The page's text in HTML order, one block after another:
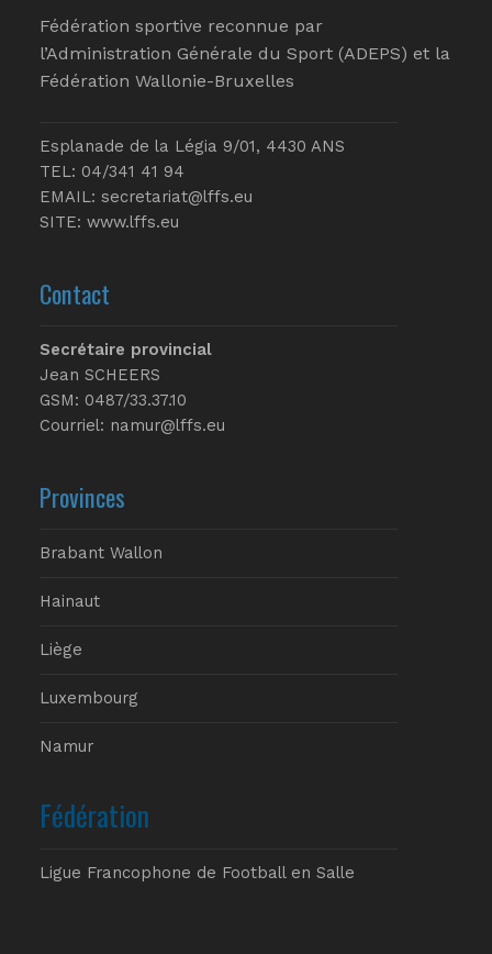
Fédération sportive reconnue par
l’Administration Générale du Sport (ADEPS) et la
Fédération Wallonie-Bruxelles
Esplanade de la Légia 9/01, 4430 ANS
TEL: 04/341 41 94
EMAIL: secretariat@lffs.eu
SITE: www.lffs.eu
Contact
Secrétaire provincial
Jean SCHEERS
GSM: 0487/33.37.10
Courriel: namur@lffs.eu
Provinces
Brabant Wallon
Hainaut
Liège
Luxembourg
Namur
Fédération
Ligue Francophone de Football en Salle